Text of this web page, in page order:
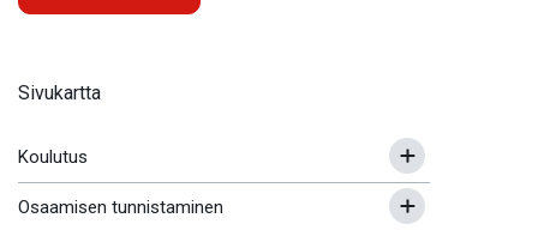
Sivukartta
Koulutus
Osaamisen tunnistaminen